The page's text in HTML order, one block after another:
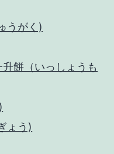
うがく)
餅（いっしょうも
ょう)